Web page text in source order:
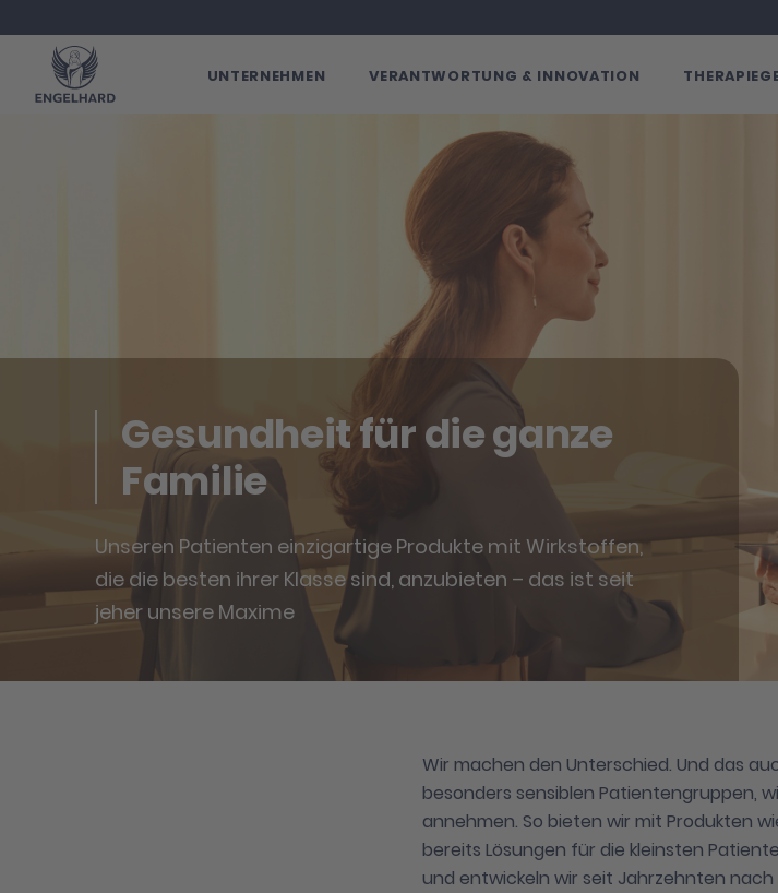
UNTERNEHMEN VERANTWORTUNG & INNOVATION
Gesundheit für die ganze
Familie
Unseren Patienten einzigartige Produkte mit Wirkstoffen,
die die besten ihrer Klasse sind, anzubieten – das ist seit
jeher unsere Maxime
Wir machen den Unterschied. Und das
besonders sensiblen Patientengruppen,
annehmen. So bieten wir mit Produkten
bereits Lösungen für die kleinsten
und entwickeln wir seit Jahrzehnten